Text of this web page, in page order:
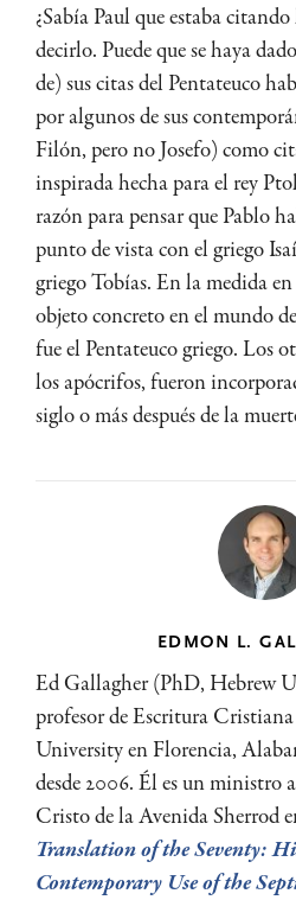
¿Sabía Paul que estaba
decirlo. Puede que se haya
de) sus citas del Pentateuco
por algunos de sus
Filón, pero no Josefo) como
inspirada hecha para el rey
razón para pensar que Pablo
punto de vista con el griego
griego Tobías. En la medida
objeto concreto en el mundo
fue el Pentateuco griego. Los
los apócrifos, fueron
siglo o más después de la
EDMON L.
Ed Gallagher (PhD, Hebrew
profesor de Escritura
University en Florencia,
desde 2006. Él es un ministro
Cristo de la Avenida Sherrod
Translation of the Seventy:
Contemporary Use of the